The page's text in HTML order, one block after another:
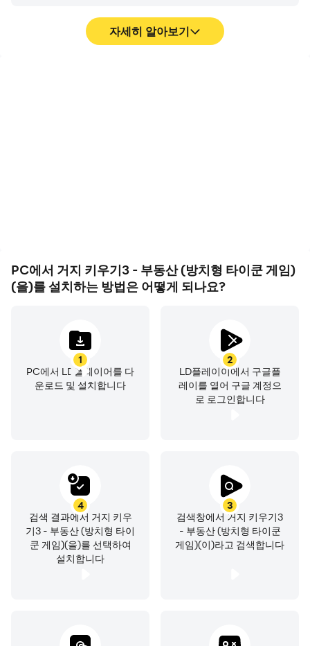
[부동산 가치]: 시간이 지나면 부동산의 가치가 올라가고, 되
팔아서 시세차익을 얻을 수 있습니다.
거지키우기3 에 등장하는 모든 부동산은 가상의 부동산들
업데이트 해나가도록 하겠습니다.
항상 유저분들과 소통하는 자세로 귀 기울이고 다양한 의견
들을 수렴하고 반영하도록 하겠습니다.
부족한 점들 많이 지적해주시고 다양한 의견들 많이 부탁드
기타 문의사항은 아래 메일로 보내주세요~!
자세히 알아보기
PC에서 거지 키우기3 - 부동산 (방치형 타이쿤 게임)
(을)를 설치하는 방법은 어떻게 되나요?
1
PC에서 LD플레이어를 다
운로드 및 설치합니다
2
LD플레이이에서 구글플
레이를 열어 구글 계정으
로 로그인합니다
3
검색창에서 거지 키우기3
- 부동산 (방치형 타이쿤
게임)(이)라고 검색합니다
4
검색 결과에서 거지 키우
기3 - 부동산 (방치형 타이
쿤 게임)(을)를 선택하여
설치합니다